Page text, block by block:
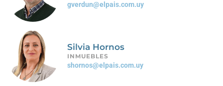
gverdun@elpais.com.uy
Silvia Hornos
INMUEBLES
shornos@elpais.com.uy